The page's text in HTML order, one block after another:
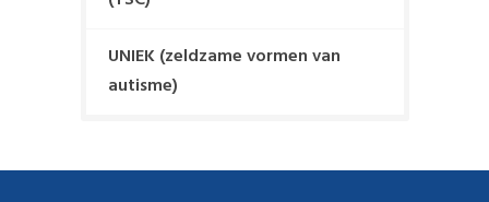
UNIEK (zeldzame vormen van
autisme)